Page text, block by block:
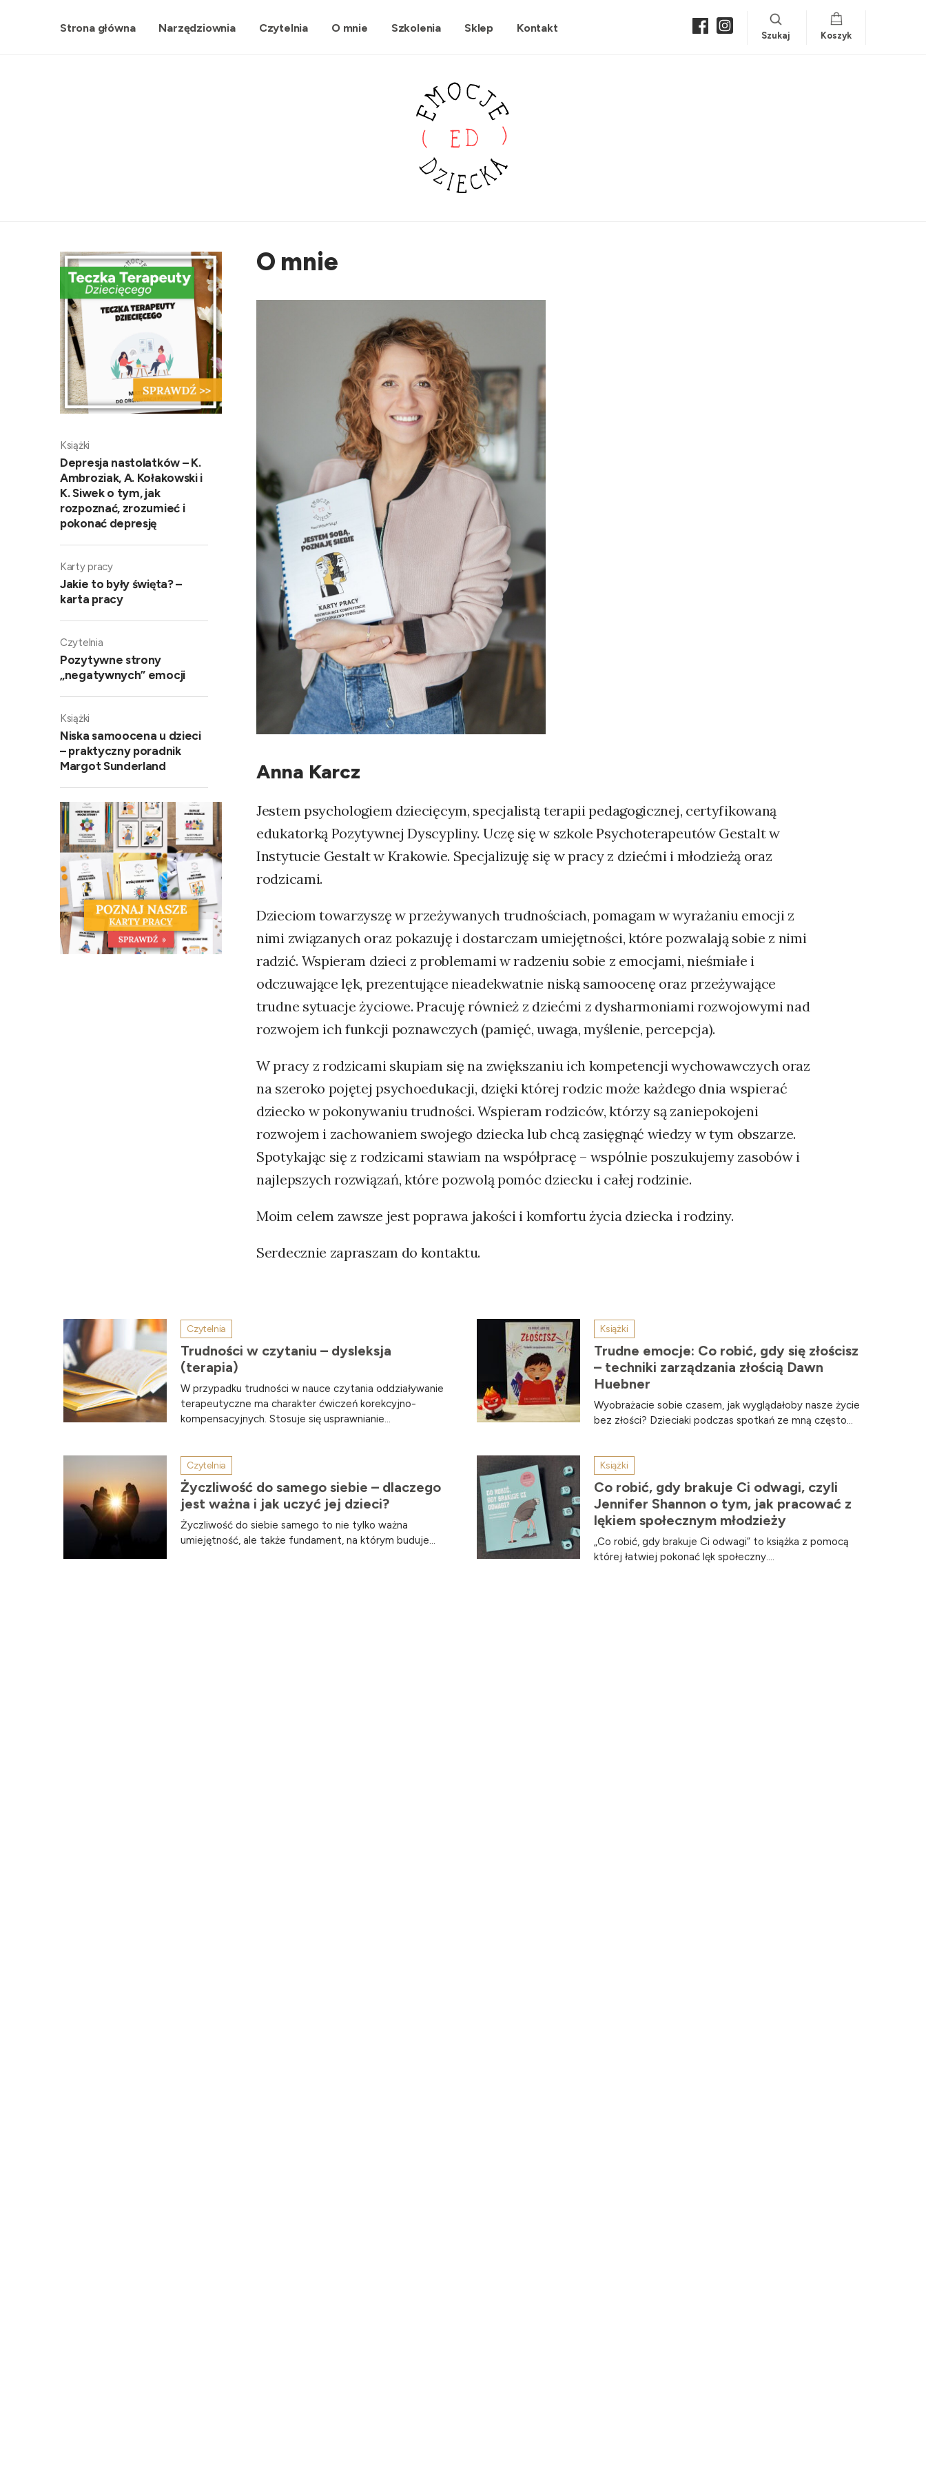
Strona główna Narzędziownia Czytelnia O mnie Szkolenia Sklep Kontakt
Szukaj Koszyk
Książki
Depresja nastolatków – K.
Ambroziak, A. Kołakowski i
K. Siwek o tym, jak
rozpoznać, zrozumieć i
pokonać depresję
Karty pracy
Jakie to były święta? –
karta pracy
Czytelnia
Pozytywne strony
„negatywnych” emocji
Książki
Niska samoocena u dzieci
– praktyczny poradnik
Margot Sunderland
O mnie
Anna Karcz
Jestem psychologiem dziecięcym, specjalistą terapii pedagogicznej, certyfikowaną
edukatorką Pozytywnej Dyscypliny. Uczę się w szkole Psychoterapeutów Gestalt w
Instytucie Gestalt w Krakowie. Specjalizuję się w pracy z dziećmi i młodzieżą oraz
rodzicami.
Dzieciom towarzyszę w przeżywanych trudnościach, pomagam w wyrażaniu emocji z
nimi związanych oraz pokazuję i dostarczam umiejętności, które pozwalają sobie z nimi
radzić. Wspieram dzieci z problemami w radzeniu sobie z emocjami, nieśmiałe i
odczuwające lęk, prezentujące nieadekwatnie niską samoocenę oraz przeżywające
trudne sytuacje życiowe. Pracuję również z dziećmi z dysharmoniami rozwojowymi nad
rozwojem ich funkcji poznawczych (pamięć, uwaga, myślenie, percepcja).
W pracy z rodzicami skupiam się na zwiększaniu ich kompetencji wychowawczych oraz
na szeroko pojętej psychoedukacji, dzięki której rodzic może każdego dnia wspierać
dziecko w pokonywaniu trudności. Wspieram rodziców, którzy są zaniepokojeni
rozwojem i zachowaniem swojego dziecka lub chcą zasięgnąć wiedzy w tym obszarze.
Spotykając się z rodzicami stawiam na współpracę – wspólnie poszukujemy zasobów i
najlepszych rozwiązań, które pozwolą pomóc dziecku i całej rodzinie.
Moim celem zawsze jest poprawa jakości i komfortu życia dziecka i rodziny.
Serdecznie zapraszam do kontaktu.
Czytelnia
Trudności w czytaniu – dysleksja
(terapia)
W przypadku trudności w nauce czytania oddziaływanie
terapeutyczne ma charakter ćwiczeń korekcyjno-
kompensacyjnych. Stosuje się usprawnianie...
Książki
Trudne emocje: Co robić, gdy się złościsz
– techniki zarządzania złością Dawn
Huebner
Wyobrażacie sobie czasem, jak wyglądałoby nasze życie
bez złości? Dzieciaki podczas spotkań ze mną często...
Czytelnia
Życzliwość do samego siebie – dlaczego
jest ważna i jak uczyć jej dzieci?
Życzliwość do siebie samego to nie tylko ważna
umiejętność, ale także fundament, na którym buduje...
Książki
Co robić, gdy brakuje Ci odwagi, czyli
Jennifer Shannon o tym, jak pracować z
lękiem społecznym młodzieży
„Co robić, gdy brakuje Ci odwagi” to książka z pomocą
której łatwiej pokonać lęk społeczny....